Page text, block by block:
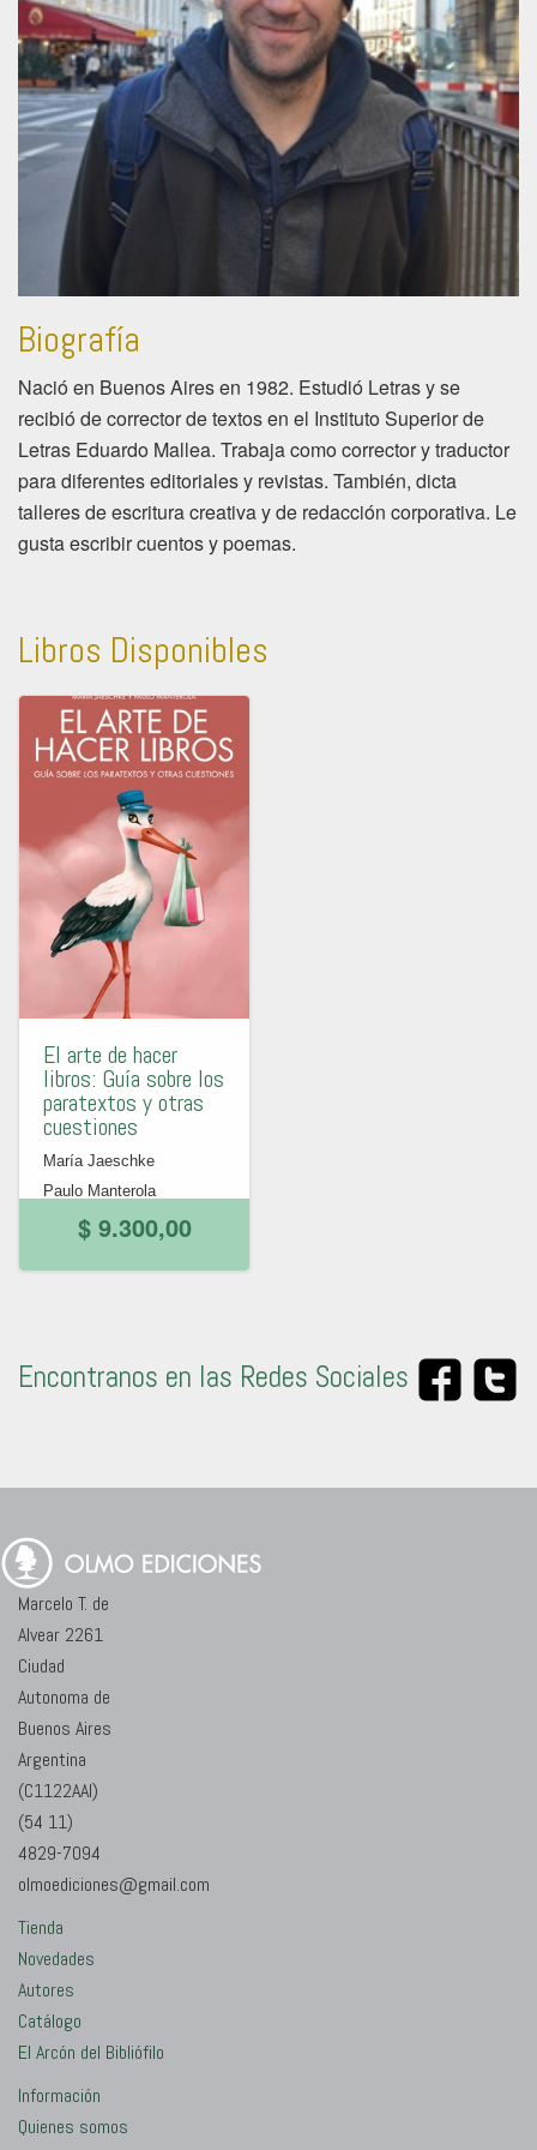
Biografía
Nació en Buenos Aires en 1982. Estudió Letras y se
recibió de corrector de textos en el Instituto Superior de
Letras Eduardo Mallea. Trabaja como corrector y traductor
para diferentes editoriales y revistas. También, dicta
talleres de escritura creativa y de redacción corporativa. Le
gusta escribir cuentos y poemas.
Libros Disponibles
El arte de hacer
libros: Guía sobre los
paratextos y otras
cuestiones
María Jaeschke
Paulo Manterola
$ 9.300,00
Encontranos en las Redes Sociales
Marcelo T. de
Alvear 2261
Ciudad
Autonoma de
Buenos Aires
Argentina
(C1122AAI)
(54 11)
4829-7094
olmoediciones@gmail.com
Tienda
Novedades
Autores
Catálogo
El Arcón del Bibliófilo
Información
Quienes somos